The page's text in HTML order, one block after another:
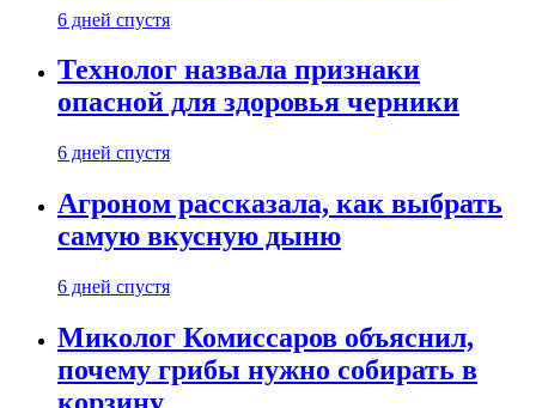
6 дней спустя
Технолог назвала признаки
опасной для здоровья черники
6 дней спустя
Агроном рассказала, как выбрать
самую вкусную дыню
6 дней спустя
Миколог Комиссаров объяснил,
почему грибы нужно собирать в